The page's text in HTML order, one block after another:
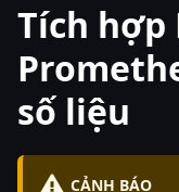
Tích hợp
số liệu
CẢNH BÁO